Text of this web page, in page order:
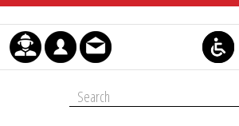
Skip to Content